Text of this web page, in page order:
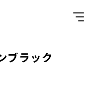
ブラック